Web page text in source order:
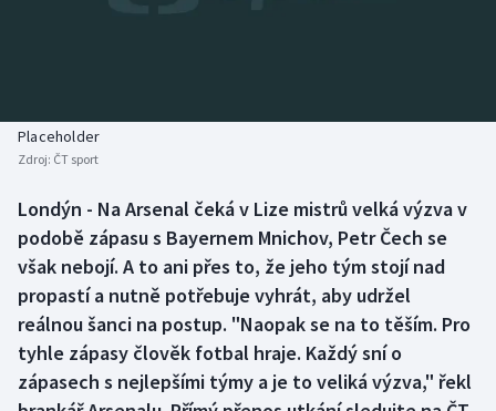
Biatlon
Boby a skeleton
Box
Curling
Dostihy
Aplikace ČT sport
AZ kvíz
Placeholder
Zdroj: ČT sport
Londýn - Na Arsenal čeká v Lize mistrů velká výzva v
podobě zápasu s Bayernem Mnichov, Petr Čech se
však nebojí. A to ani přes to, že jeho tým stojí nad
propastí a nutně potřebuje vyhrát, aby udržel
reálnou šanci na postup. "Naopak se na to těším. Pro
tyhle zápasy člověk fotbal hraje. Každý sní o
zápasech s nejlepšími týmy a je to veliká výzva," řekl